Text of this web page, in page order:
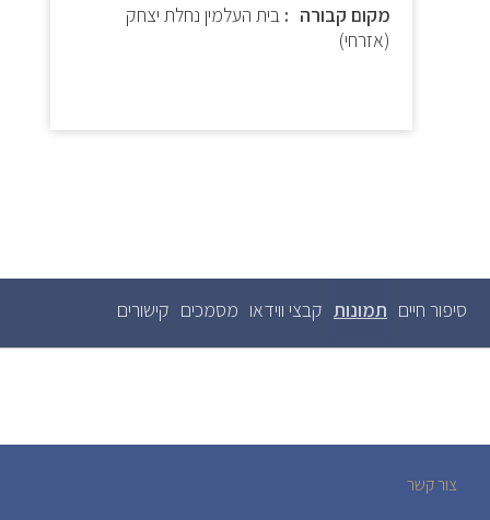
מקום קבורה
בית העלמין נחלת יצחק
(אזרחי)
לשוניות
ראשיות
סיפור חיים תמונות (לשונית
קבצי ווידאו מסמכים קישורים
צור קשר